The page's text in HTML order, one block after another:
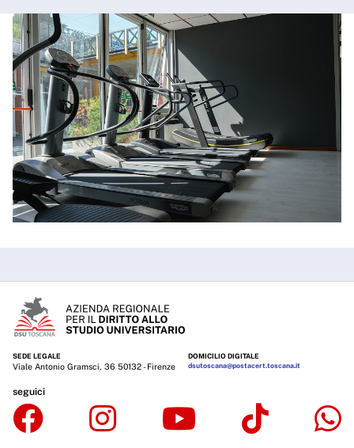
SEDE LEGALE
Viale Antonio Gramsci, 36 50132 - Firenze
DOMICILIO DIGITALE
dsutoscana@postacert.toscana.it
seguici